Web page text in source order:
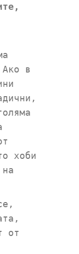
Ако в
хоби
от